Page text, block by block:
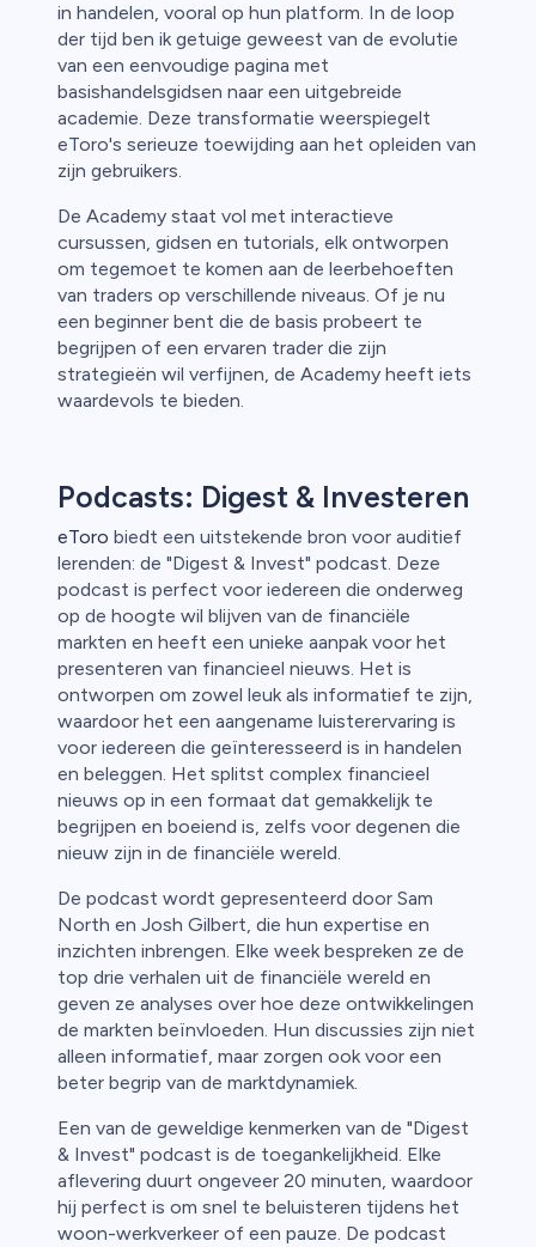
in handelen, vooral op hun platform. In de loop
der tijd ben ik getuige geweest van de evolutie
van een eenvoudige pagina met
basishandelsgidsen naar een uitgebreide
academie. Deze transformatie weerspiegelt
eToro's serieuze toewijding aan het opleiden van
zijn gebruikers.
De Academy staat vol met interactieve
cursussen, gidsen en tutorials, elk ontworpen
om tegemoet te komen aan de leerbehoeften
van traders op verschillende niveaus. Of je nu
een beginner bent die de basis probeert te
begrijpen of een ervaren trader die zijn
strategieën wil verfijnen, de Academy heeft iets
waardevols te bieden.
Podcasts: Digest & Investeren
eToro biedt een uitstekende bron voor auditief
lerenden: de "Digest & Invest" podcast. Deze
podcast is perfect voor iedereen die onderweg
op de hoogte wil blijven van de financiële
markten en heeft een unieke aanpak voor het
presenteren van financieel nieuws. Het is
ontworpen om zowel leuk als informatief te zijn,
waardoor het een aangename luisterervaring is
voor iedereen die geïnteresseerd is in handelen
en beleggen. Het splitst complex financieel
nieuws op in een formaat dat gemakkelijk te
begrijpen en boeiend is, zelfs voor degenen die
nieuw zijn in de financiële wereld.
De podcast wordt gepresenteerd door Sam
North en Josh Gilbert, die hun expertise en
inzichten inbrengen. Elke week bespreken ze de
top drie verhalen uit de financiële wereld en
geven ze analyses over hoe deze ontwikkelingen
de markten beïnvloeden. Hun discussies zijn niet
alleen informatief, maar zorgen ook voor een
beter begrip van de marktdynamiek.
Een van de geweldige kenmerken van de "Digest
& Invest" podcast is de toegankelijkheid. Elke
aflevering duurt ongeveer 20 minuten, waardoor
hij perfect is om snel te beluisteren tijdens het
woon-werkverkeer of een pauze. De podcast